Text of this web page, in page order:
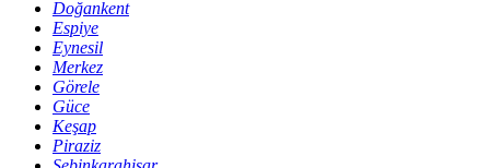
Doğankent
Espiye
Eynesil
Merkez
Görele
Güce
Keşap
Piraziz